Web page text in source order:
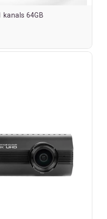
kanals 64GB